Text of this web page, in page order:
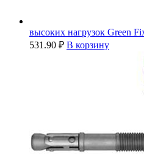
высоких нагрузок Green
531.90 ₽ В корзину